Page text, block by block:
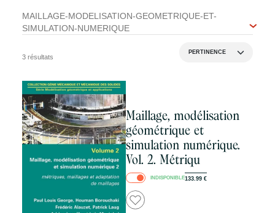
MAILLAGE-MODELISATION-GEOMETRIQUE-ET-
SIMULATION-NUMERIQUE
3 résultats
Maillage, modélisation
géométrique et
simulation numérique.
Vol. 2. Métriqu
INDISPONIBLE133.99 €